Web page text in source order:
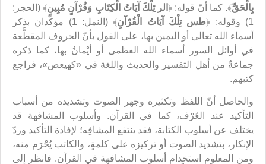
بِالْحَقِّ﴾. كما أنّ قوله: ﴿الر تِلْكَ آيَاتُ الْكِتَابِ وَقُرْآنٍ مُبِينٍ﴾ (الحجر:
1) وقوله: ﴿
طس تِلْكَ آيَاتُ الْقُرْآنِ
﴾ (النمل: 1) مؤكَّدان بذكر
أسماء الله تعالى أو اليمين بها، على القول بأنّ الحروف المقطَّعة
في أوائل السور أسماء الله العظمى أو أيْمانٌ بها، كما ذكره
جماعةٌ من أهل التفسير والحديث واللغة في «كهيعص»، فراجع
كتبهم.
والحاصل أنّ اللفظ وتكثيره وجهر الصوت وتشديده من أسباب
التأكيد عند العُرْف، كما في القرآن. وأسلوب المشافهة قد
يختلف عن أسلوب الكتابة، فقد ينتفع المشافِه؛ لإفادة التأكيد وردّ
الإنكار، بتشديد الصوت أو تركيزه على كلمةٍ، والكاتب يُحْرَم منه،
ومن المعلوم استخدام أسلوب المشافهة في القرآن. فانظر إلى